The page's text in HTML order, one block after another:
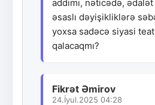
addımı, nəticədə,
əsaslı dəyişikliklərə
yoxsa sadəcə siyasi
qalacaqmı?
Fikrət Əmirov
24.İyul.2025 04:28